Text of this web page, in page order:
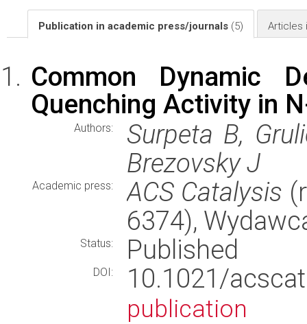
Publication in academic press/journals (5) Articles
Common Dynamic
Quenching Activity in
Authors:
Surpeta B,
Brezovsky J
Academic press: ACS Catalysis
6374),
Status: Published
DOI: 10.1021/
publication